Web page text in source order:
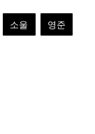
소울 영준